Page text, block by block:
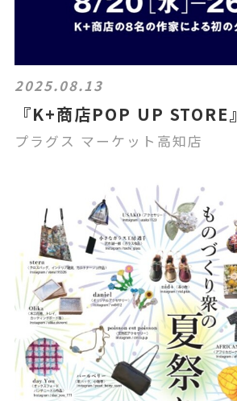
2025.08.13
『K+商店POP UP STORE』
プラグス マーケット高知店